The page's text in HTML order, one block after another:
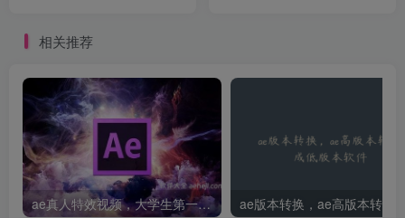
相关推荐
ae真人特效视频，大学生第一次做ppt怎么做